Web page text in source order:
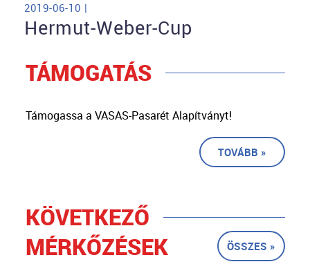
2019-06-10 |
Hermut-Weber-Cup
TÁMOGATÁS
Támogassa a VASAS-Pasarét Alapítványt!
TOVÁBB »
KÖVETKEZŐ
MÉRKŐZÉSEK
ÖSSZES »